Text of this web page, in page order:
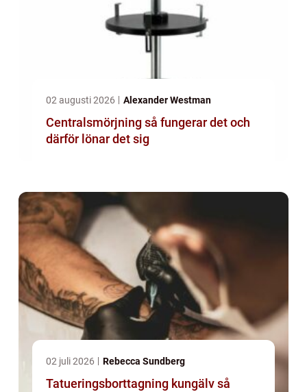
02 augusti 2026 Alexander Westman
Centralsmörjning så fungerar det och
därför lönar det sig
02 juli 2026 Rebecca Sundberg
Tatueringsborttagning kungälv så